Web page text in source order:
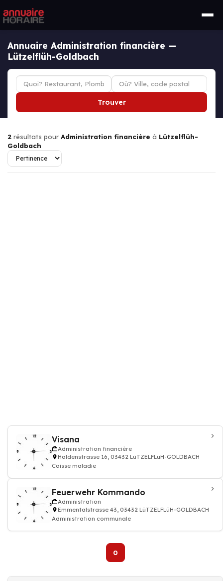
Annuaire Administration financière —
Lützelflüh-Goldbach
Trouver
2 résultats pour Administration financière à Lützelflüh-
Goldbach
Visana
Administration financière
Haldenstrasse 16, 03432 LüTZELFLüH-GOLDBACH
Caisse maladie
Feuerwehr Kommando
Administration
Emmentalstrasse 43, 03432 LüTZELFLüH-GOLDBACH
Administration communale
0